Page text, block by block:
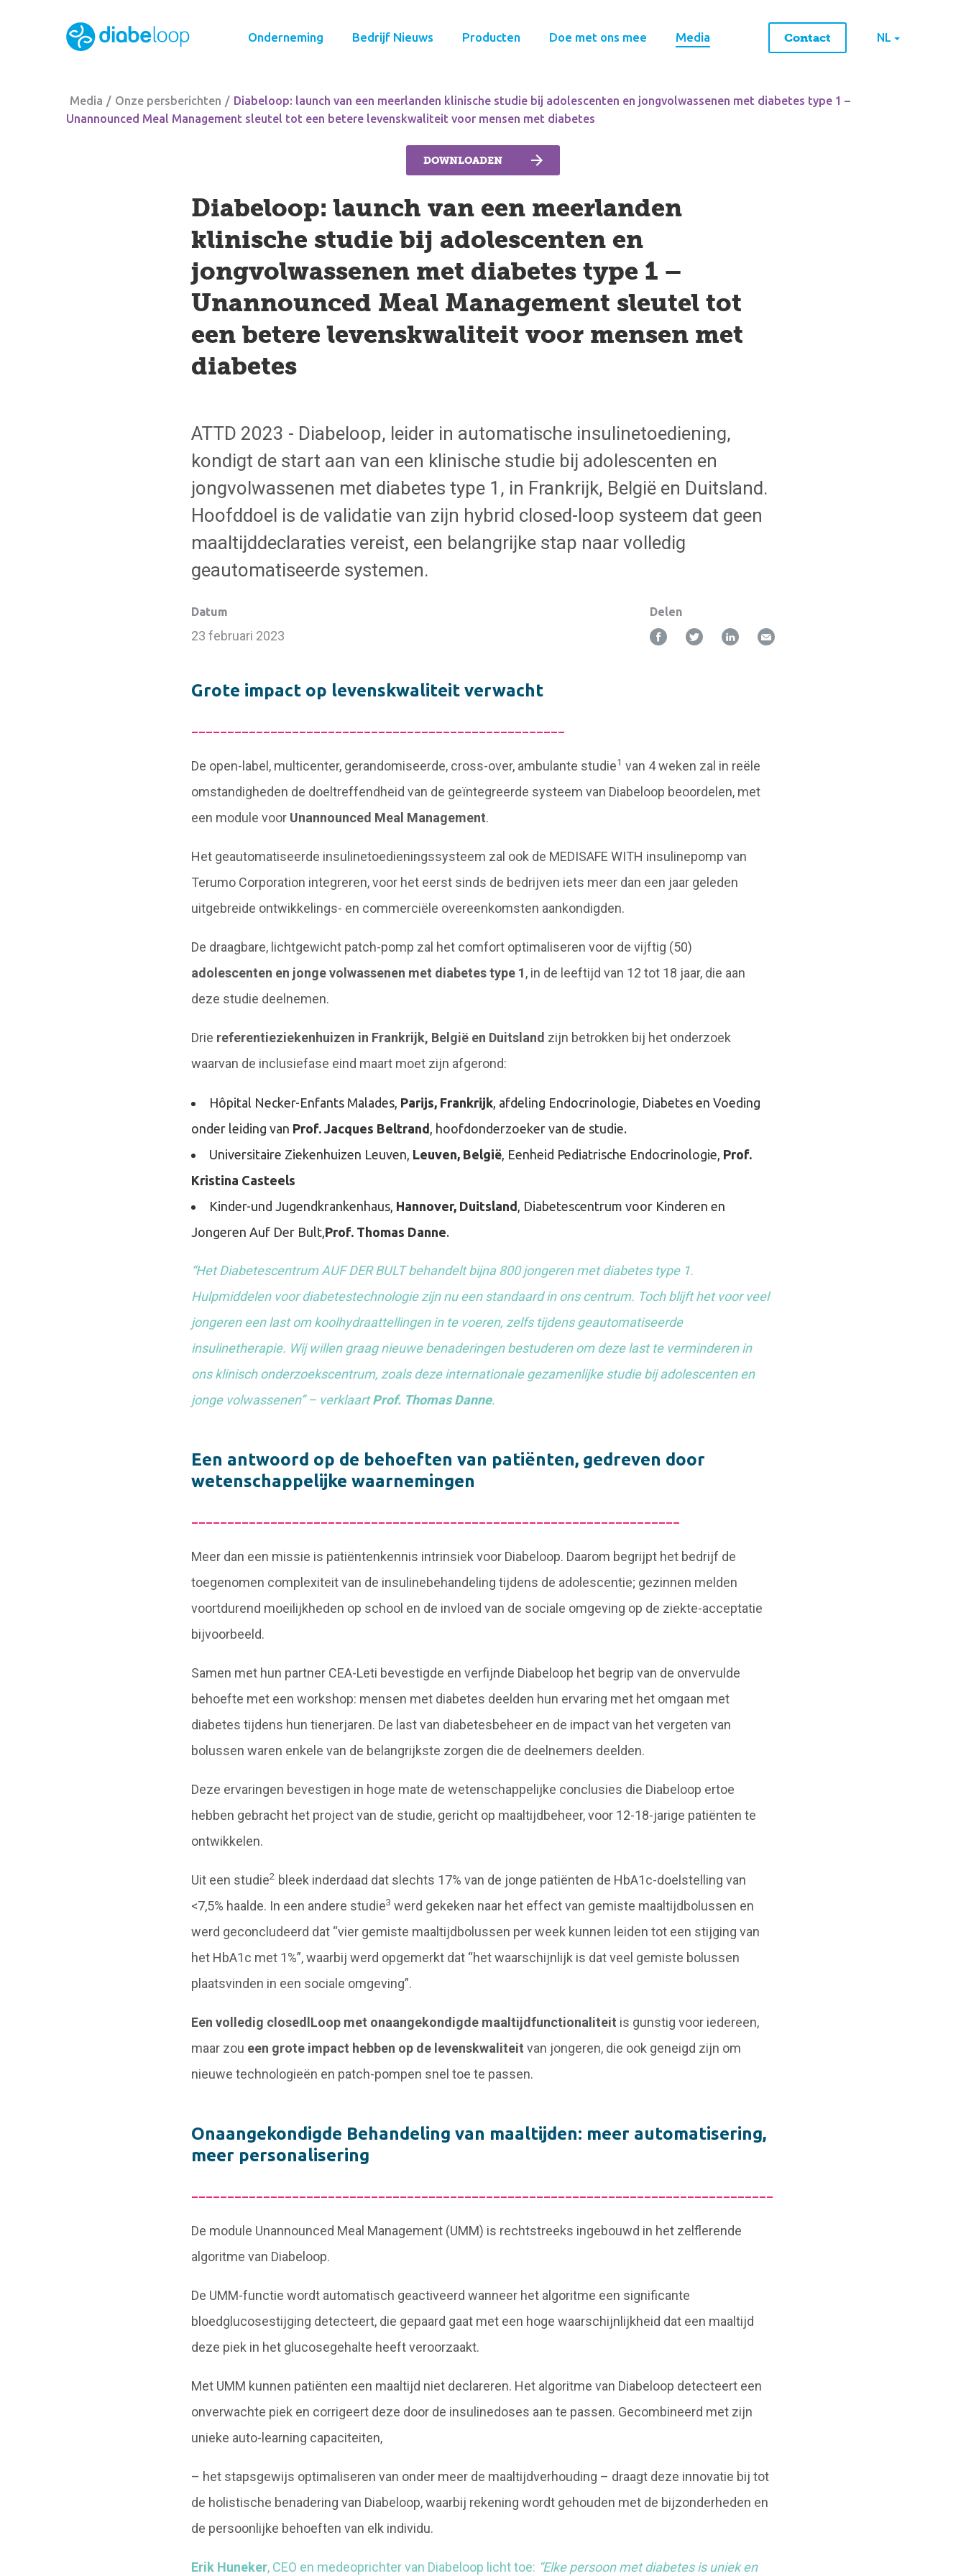
Onderneming Bedrijf Nieuws Producten Doe met ons mee Media Contact NL
Media / Onze persberichten / Diabeloop: launch van een meerlanden klinische studie bij adolescenten en jongvolwassenen met diabetes type 1 –
Unannounced Meal Management sleutel tot een betere levenskwaliteit voor mensen met diabetes
Diabeloop: launch van een meerlanden
klinische studie bij adolescenten en
jongvolwassenen met diabetes type 1 –
Unannounced Meal Management sleutel tot
een betere levenskwaliteit voor mensen met
diabetes
ATTD 2023 - Diabeloop, leider in automatische insulinetoediening,
kondigt de start aan van een klinische studie bij adolescenten en
jongvolwassenen met diabetes type 1, in Frankrijk, België en Duitsland.
Hoofddoel is de validatie van zijn hybrid closed-loop systeem dat geen
maaltijddeclaraties vereist, een belangrijke stap naar volledig
geautomatiseerde systemen.
Datum
23 februari 2023
Delen
DOWNLOADEN
Grote impact op levenskwaliteit verwacht
De open-label, multicenter, gerandomiseerde, cross-over, ambulante studie1 van 4 weken zal in reële
omstandigheden de doeltreffendheid van de geïntegreerde systeem van Diabeloop beoordelen, met
een module voor Unannounced Meal Management.
Het geautomatiseerde insulinetoedieningssysteem zal ook de MEDISAFE WITH insulinepomp van
Terumo Corporation integreren, voor het eerst sinds de bedrijven iets meer dan een jaar geleden
uitgebreide ontwikkelings- en commerciële overeenkomsten aankondigden.
De draagbare, lichtgewicht patch-pomp zal het comfort optimaliseren voor de vijftig (50)
adolescenten en jonge volwassenen met diabetes type 1, in de leeftijd van 12 tot 18 jaar, die aan
deze studie deelnemen.
Drie referentieziekenhuizen in Frankrijk, België en Duitsland zijn betrokken bij het onderzoek
waarvan de inclusiefase eind maart moet zijn afgerond:
Hôpital Necker-Enfants Malades, Parijs, Frankrijk , afdeling Endocrinologie, Diabetes en Voeding
onder leiding van Prof. Jacques Beltrand , hoofdonderzoeker van de studie.
Universitaire Ziekenhuizen Leuven, Leuven, België , Eenheid Pediatrische Endocrinologie, Prof.
Kristina Casteels
Kinder-und Jugendkrankenhaus, Hannover, Duitsland , Diabetescentrum voor Kinderen en
Jongeren Auf Der Bult, Prof. Thomas Danne.
“Het Diabetescentrum AUF DER BULT behandelt bijna 800 jongeren met diabetes type 1.
Hulpmiddelen voor diabetestechnologie zijn nu een standaard in ons centrum. Toch blijft het voor veel
jongeren een last om koolhydraattellingen in te voeren, zelfs tijdens geautomatiseerde
insulinetherapie. Wij willen graag nieuwe benaderingen bestuderen om deze last te verminderen in
ons klinisch onderzoekscentrum, zoals deze internationale gezamenlijke studie bij adolescenten en
jonge volwassenen” – verklaartProf. Thomas Danne.
Een antwoord op de behoeften van patiënten, gedreven door
wetenschappelijke waarnemingen
Meer dan een missie is patiëntenkennis intrinsiek voor Diabeloop. Daarom begrijpt het bedrijf de
toegenomen complexiteit van de insulinebehandeling tijdens de adolescentie; gezinnen melden
voortdurend moeilijkheden op school en de invloed van de sociale omgeving op de ziekte-acceptatie
bijvoorbeeld.
Samen met hun partner CEA-Leti bevestigde en verfijnde Diabeloop het begrip van de onvervulde
behoefte met een workshop: mensen met diabetes deelden hun ervaring met het omgaan met
diabetes tijdens hun tienerjaren. De last van diabetesbeheer en de impact van het vergeten van
bolussen waren enkele van de belangrijkste zorgen die de deelnemers deelden.
Deze ervaringen bevestigen in hoge mate de wetenschappelijke conclusies die Diabeloop ertoe
hebben gebracht het project van de studie, gericht op maaltijdbeheer, voor 12-18-jarige patiënten te
ontwikkelen.
Uit een studie2 bleek inderdaad dat slechts 17% van de jonge patiënten de HbA1c-doelstelling van
<7,5% haalde. In een andere studie3 werd gekeken naar het effect van gemiste maaltijdbolussen en
werd geconcludeerd dat “vier gemiste maaltijdbolussen per week kunnen leiden tot een stijging van
het HbA1c met 1%”, waarbij werd opgemerkt dat “het waarschijnlijk is dat veel gemiste bolussen
plaatsvinden in een sociale omgeving”.
Een volledig closedlLoop met onaangekondigde maaltijdfunctionaliteit is gunstig voor iedereen,
maar zou een grote impact hebben op de levenskwaliteit van jongeren, die ook geneigd zijn om
nieuwe technologieën en patch-pompen snel toe te passen.
Onaangekondigde Behandeling van maaltijden: meer automatisering,
meer personalisering
De module Unannounced Meal Management (UMM) is rechtstreeks ingebouwd in het zelflerende
algoritme van Diabeloop.
De UMM-functie wordt automatisch geactiveerd wanneer het algoritme een significante
bloedglucosestijging detecteert, die gepaard gaat met een hoge waarschijnlijkheid dat een maaltijd
deze piek in het glucosegehalte heeft veroorzaakt.
Met UMM kunnen patiënten een maaltijd niet declareren. Het algoritme van Diabeloop detecteert een
onverwachte piek en corrigeert deze door de insulinedoses aan te passen. Gecombineerd met zijn
unieke auto-learning capaciteiten,
– het stapsgewijs optimaliseren van onder meer de maaltijdverhouding – draagt deze innovatie bij tot
de holistische benadering van Diabeloop, waarbij rekening wordt gehouden met de bijzonderheden en
de persoonlijke behoeften van elk individu.
Erik Huneker, CEO en medeoprichter van Diabeloop licht toe: “Elke persoon met diabetes is uniek en